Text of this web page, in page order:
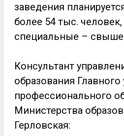
заведения
более 54 тыс.
специальные – свыше
Консультант
образования Главного
профессионального
Министерства
Герловская: